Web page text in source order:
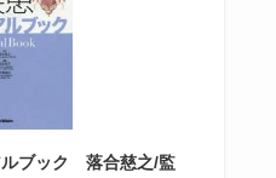
ルブック 落合慈之/監